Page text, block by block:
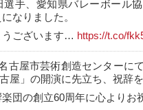
選手、愛知県バレーボール
なりました。
うございます… https://t.co/
古屋市芸術創造センターに
屋」の開演に先立ち、祝辞
団の創立60周年に心よりお